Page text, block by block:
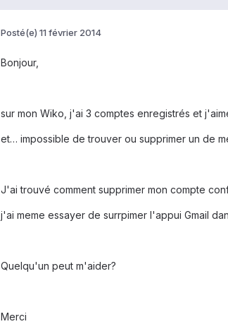
Posté(e) 11 février 2014
Bonjour,
sur mon Wiko, j'ai 3 comptes enregistrés et
et… impossible de trouver ou supprimer un de
J'ai trouvé comment supprimer mon compte
j'ai meme essayer de surrpimer l'appui Gmail
Quelqu'un peut m'aider?
Merci